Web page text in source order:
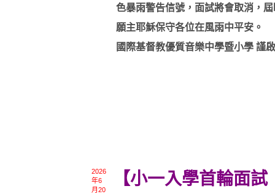
色暴雨警告信號，面試將會取消，
願主耶穌保守各位在風雨中平安。
國際基督教優質音樂中學暨小學 謹啟
2026
年6
月20
【小一入學首輪面